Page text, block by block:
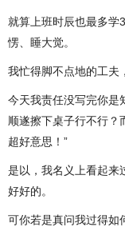
就算上班时辰也最多学
愣、睡大觉。
我忙得脚不点地的工夫
今天我责任没写完你是
顺遂擦下桌子行不行？
超好意思！”
是以，我名义上看起来
好好的。
可你若是真问我过得如